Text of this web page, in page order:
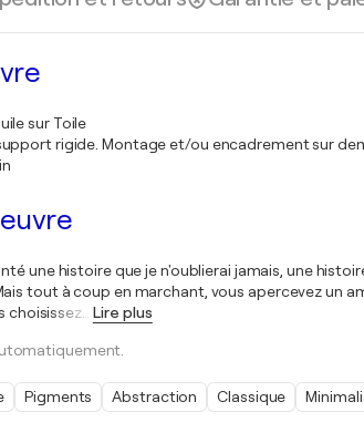
sur Toile
rigide. Montage et/ou encadrement sur
une histoire que je n'oublierai jamais, une
tout à coup en marchant, vous apercevez un
choisissez
Lire plus
Pigments Abstraction Classique